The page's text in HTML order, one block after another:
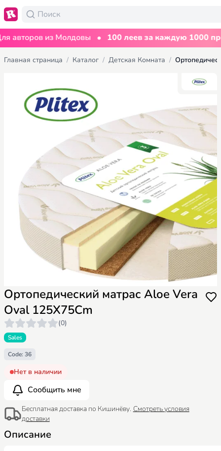
из Молдовы • 100 леев за каждую 1000
Главная страница / Каталог / Детская Комната /
Ортопедический матрас Aloe Vera
Oval 125X75Cm
(0)
Sales
Code: 36
Нет в наличии
Сообщить мне
Бесплатная доставка по Кишинёву. Смотреть условия
доставки
Описание